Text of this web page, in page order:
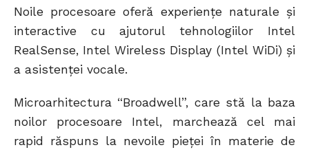
Noile procesoare oferă experiențe naturale și
interactive cu ajutorul tehnologiilor Intel
RealSense, Intel Wireless Display (Intel WiDi) și
a asistenței vocale.
Microarhitectura “Broadwell”, care stă la baza
noilor procesoare Intel, marchează cel mai
rapid răspuns la nevoile pieței în materie de